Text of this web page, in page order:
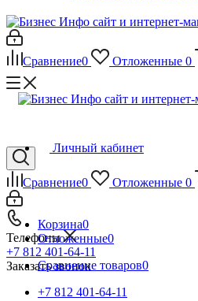
Сравнение0 Отложенные 0
Сравнение0 Отложенные 0
Телефоны
+7 812 401-64-11
Заказать звонок
Личный кабинет
Корзина0
Отложенные0
Сравнение товаров0
+7 812 401-64-11